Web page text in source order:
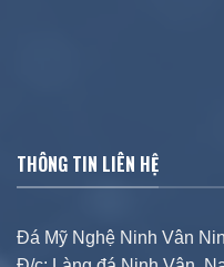
THÔNG TIN LIÊN HỆ
Đá Mỹ Nghệ Ninh Vân